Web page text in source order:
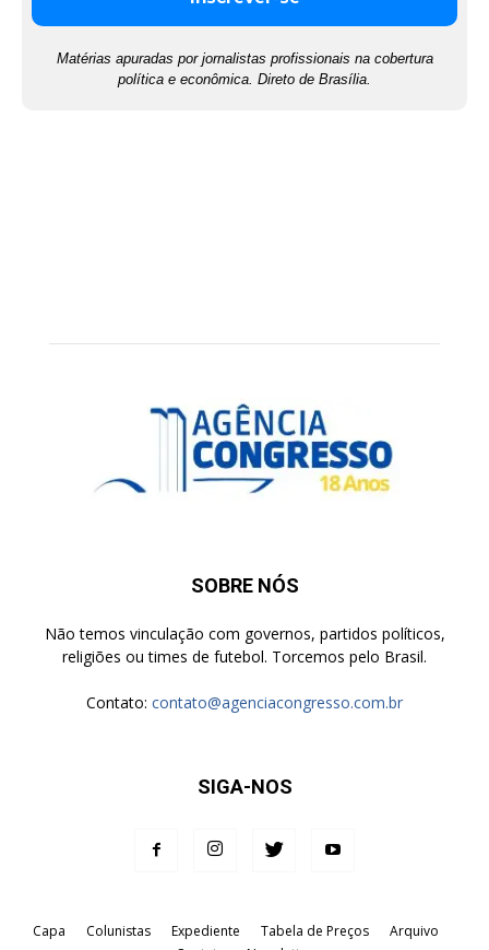
Matérias apuradas por jornalistas profissionais na cobertura
política e econômica. Direto de Brasília.
SOBRE NÓS
Não temos vinculação com governos, partidos políticos,
religiões ou times de futebol. Torcemos pelo Brasil.
Contato: contato@agenciacongresso.com.br
SIGA-NOS
Capa Colunistas Expediente Tabela de Preços
Arquivo